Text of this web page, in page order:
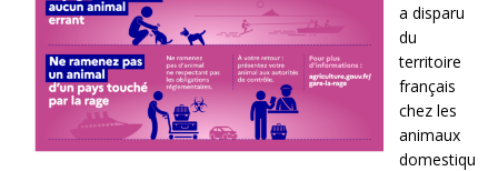
a disparu
du
territoire
français
chez les
animaux
domestiqu